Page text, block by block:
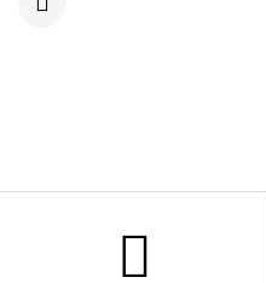
MARINEBLAUW